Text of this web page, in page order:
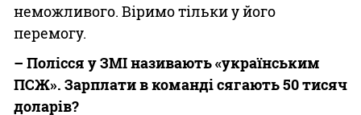
неможливого. Віримо тільки у його
перемогу.
– Полісся у ЗМІ називають «українським
ПСЖ». Зарплати в команді сягають 50 тисяч
доларів?